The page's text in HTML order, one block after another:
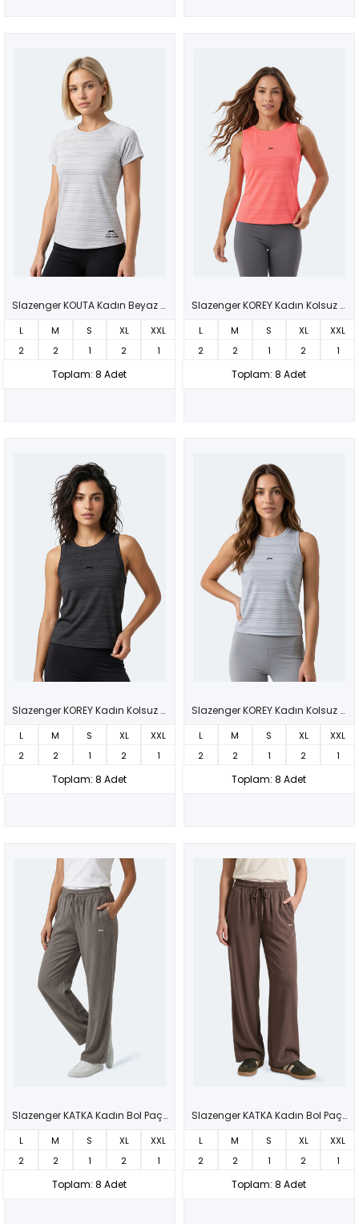
Slazenger KOUTA Kadın Beyaz Tişört
L M S XL
XXL
2
2 1 2 1
Toplam: 8 Adet
Slazenger KOREY Kadın Kolsuz Fuşya Tişört
L M S XL
XXL
2
2 1 2 1
Toplam: 8 Adet
Slazenger KOREY Kadın Kolsuz Siyah Tişört
L M S XL
XXL
2
2 1 2 1
Toplam: 8 Adet
Slazenger KOREY Kadın Kolsuz Beyaz Tişört
L M S XL
XXL
2
2 1 2 1
Toplam: 8 Adet
Slazenger KATKA Kadın Bol Paça Yeşil Eşofman Altı
L M S XL
XXL
2
2 1 2 1
Toplam: 8 Adet
Slazenger KATKA Kadın Bol Paça Kahve Eşofman Altı
L M S XL
XXL
2
2 1 2 1
Toplam: 8 Adet